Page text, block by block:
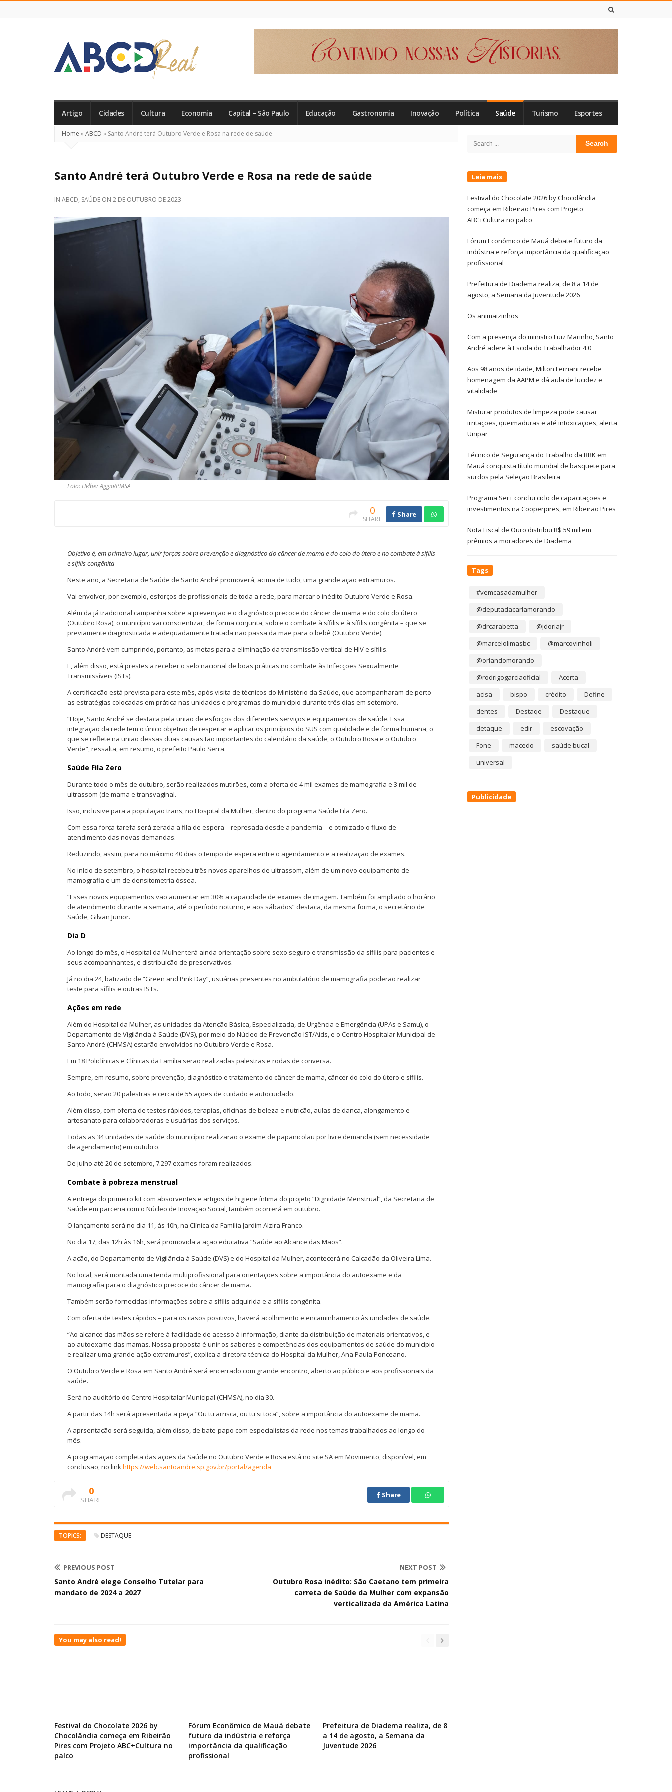
Real
Artigo Cidades Cultura Economia Capital – São Paulo Educação Gastronomia Inovação Política Saúde Turismo Esportes
Home »ABCD » Santo André terá Outubro Verde e Rosa na rede de saúde
Santo André terá Outubro Verde e Rosa na rede de saúde
IN ABCD, SAÚDE ON 2 DE OUTUBRO DE 2023
Foto: Helber Aggio/PMSA
0
SHARE
Share
Objetivo é, em primeiro lugar, unir forças sobre prevenção e diagnóstico do câncer de mama e do colo do útero e no combate à sífilis
e sífilis congênita
Neste ano, a Secretaria de Saúde de Santo André promoverá, acima de tudo, uma grande ação extramuros.
Vai envolver, por exemplo, esforços de profissionais de toda a rede, para marcar o inédito Outubro Verde e Rosa.
Além da já tradicional campanha sobre a prevenção e o diagnóstico precoce do câncer de mama e do colo do útero
(Outubro Rosa), o município vai conscientizar, de forma conjunta, sobre o combate à sífilis e à sífilis congênita – que se
previamente diagnosticada e adequadamente tratada não passa da mãe para o bebê (Outubro Verde).
Santo André vem cumprindo, portanto, as metas para a eliminação da transmissão vertical de HIV e sífilis.
E, além disso, está prestes a receber o selo nacional de boas práticas no combate às Infecções Sexualmente
Transmissíveis (ISTs).
A certificação está prevista para este mês, após visita de técnicos do Ministério da Saúde, que acompanharam de perto
as estratégias colocadas em prática nas unidades e programas do município durante três dias em setembro.
“Hoje, Santo André se destaca pela união de esforços dos diferentes serviços e equipamentos de saúde. Essa
integração da rede tem o único objetivo de respeitar e aplicar os princípios do SUS com qualidade e de forma humana, o
que se reflete na união dessas duas causas tão importantes do calendário da saúde, o Outubro Rosa e o Outubro
Verde”, ressalta, em resumo, o prefeito Paulo Serra.
Saúde Fila Zero
Durante todo o mês de outubro, serão realizados mutirões, com a oferta de 4 mil exames de mamografia e 3 mil de
ultrassom (de mama e transvaginal.
Isso, inclusive para a população trans, no Hospital da Mulher, dentro do programa Saúde Fila Zero.
Com essa força-tarefa será zerada a fila de espera – represada desde a pandemia – e otimizado o fluxo de
atendimento das novas demandas.
Reduzindo, assim, para no máximo 40 dias o tempo de espera entre o agendamento e a realização de exames.
No início de setembro, o hospital recebeu três novos aparelhos de ultrassom, além de um novo equipamento de
mamografia e um de densitometria óssea.
“Esses novos equipamentos vão aumentar em 30% a capacidade de exames de imagem. Também foi ampliado o horário
de atendimento durante a semana, até o período noturno, e aos sábados” destaca, da mesma forma, o secretário de
Saúde, Gilvan Junior.
Dia D
Ao longo do mês, o Hospital da Mulher terá ainda orientação sobre sexo seguro e transmissão da sífilis para pacientes e
seus acompanhantes, e distribuição de preservativos.
Já no dia 24, batizado de “Green and Pink Day”, usuárias presentes no ambulatório de mamografia poderão realizar
teste para sífilis e outras ISTs.
Ações em rede
Além do Hospital da Mulher, as unidades da Atenção Básica, Especializada, de Urgência e Emergência (UPAs e Samu), o
Departamento de Vigilância à Saúde (DVS), por meio do Núcleo de Prevenção IST/Aids, e o Centro Hospitalar Municipal de
Santo André (CHMSA) estarão envolvidos no Outubro Verde e Rosa.
Em 18 Policlínicas e Clínicas da Família serão realizadas palestras e rodas de conversa.
Sempre, em resumo, sobre prevenção, diagnóstico e tratamento do câncer de mama, câncer do colo do útero e sífilis.
Ao todo, serão 20 palestras e cerca de 55 ações de cuidado e autocuidado.
Além disso, com oferta de testes rápidos, terapias, oficinas de beleza e nutrição, aulas de dança, alongamento e
artesanato para colaboradoras e usuárias dos serviços.
Todas as 34 unidades de saúde do município realizarão o exame de papanicolau por livre demanda (sem necessidade
de agendamento) em outubro.
De julho até 20 de setembro, 7.297 exames foram realizados.
Combate à pobreza menstrual
A entrega do primeiro kit com absorventes e artigos de higiene íntima do projeto “Dignidade Menstrual”, da Secretaria de
Saúde em parceria com o Núcleo de Inovação Social, também ocorrerá em outubro.
O lançamento será no dia 11, às 10h, na Clínica da Família Jardim Alzira Franco.
No dia 17, das 12h às 16h, será promovida a ação educativa “Saúde ao Alcance das Mãos”.
A ação, do Departamento de Vigilância à Saúde (DVS) e do Hospital da Mulher, acontecerá no Calçadão da Oliveira Lima.
No local, será montada uma tenda multiprofissional para orientações sobre a importância do autoexame e da
mamografia para o diagnóstico precoce do câncer de mama.
Também serão fornecidas informações sobre a sífilis adquirida e a sífilis congênita.
Com oferta de testes rápidos – para os casos positivos, haverá acolhimento e encaminhamento às unidades de saúde.
“Ao alcance das mãos se refere à facilidade de acesso à informação, diante da distribuição de materiais orientativos, e
ao autoexame das mamas. Nossa proposta é unir os saberes e competências dos equipamentos de saúde do município
e realizar uma grande ação extramuros”, explica a diretora técnica do Hospital da Mulher, Ana Paula Ponceano.
O Outubro Verde e Rosa em Santo André será encerrado com grande encontro, aberto ao público e aos profissionais da
saúde.
Será no auditório do Centro Hospitalar Municipal (CHMSA), no dia 30.
A partir das 14h será apresentada a peça “Ou tu arrisca, ou tu si toca”, sobre a importância do autoexame de mama.
A aprsentação será seguida, além disso, de bate-papo com especialistas da rede nos temas trabalhados ao longo do
mês.
A programação completa das ações da Saúde no Outubro Verde e Rosa está no site SA em Movimento, disponível, em
conclusão, no linkhttps://web.santoandre.sp.gov.br/portal/agenda
0
SHARE
Share
TOPICS: DESTAQUE
PREVIOUS POST
Santo André elege Conselho Tutelar para
mandato de 2024 a 2027
NEXT POST
Outubro Rosa inédito: São Caetano tem primeira
carreta de Saúde da Mulher com expansão
verticalizada da América Latina
You may also read!
Festival do Chocolate 2026 by
Chocolândia começa em Ribeirão
Pires com Projeto ABC+Cultura no
palco
Fórum Econômico de Mauá debate
futuro da indústria e reforça
importância da qualificação
profissional
Prefeitura de Diadema realiza, de 8
a 14 de agosto, a Semana da
Juventude 2026
Sidebar
Search
Leia mais
Festival do Chocolate 2026 by Chocolândia
começa em Ribeirão Pires com Projeto
ABC+Cultura no palco
Fórum Econômico de Mauá debate futuro da
indústria e reforça importância da qualificação
profissional
Prefeitura de Diadema realiza, de 8 a 14 de
agosto, a Semana da Juventude 2026
Os animaizinhos
Com a presença do ministro Luiz Marinho, Santo
André adere à Escola do Trabalhador 4.0
Aos 98 anos de idade, Milton Ferriani recebe
homenagem da AAPM e dá aula de lucidez e
vitalidade
Misturar produtos de limpeza pode causar
irritações, queimaduras e até intoxicações, alerta
Unipar
Técnico de Segurança do Trabalho da BRK em
Mauá conquista título mundial de basquete para
surdos pela Seleção Brasileira
Programa Ser+ conclui ciclo de capacitações e
investimentos na Cooperpires, em Ribeirão Pires
Nota Fiscal de Ouro distribui R$ 59 mil em
prêmios a moradores de Diadema
Tags
#vemcasadamulher
@deputadacarlamorando
@drcarabetta
@jdoriajr
@marcelolimasbc
@marcovinholi
@orlandomorando
@rodrigogarciaoficial
Acerta
acisa
bispo crédito
Define
dentes
Destaqe
Destaque
detaque
edir
escovação
Fone
macedo
saúde bucal
universal
Publicidade